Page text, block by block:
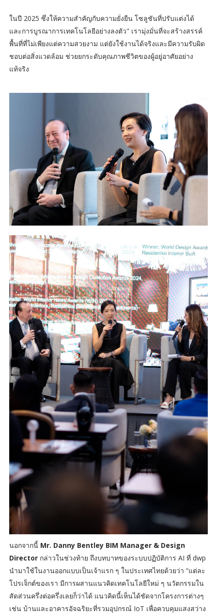
ในปี 2025 ซึ่งให้ความสำคัญกับความยั่งยืน โซลูชันที่ปรับแต่งได้
และการบูรณาการเทคโนโลยีอย่างลงตัว" เรามุ่งมั่นที่จะสร้างสรรค์
พื้นที่ที่ไม่เพียงแต่ความสวยงาม แต่ยังใช้งานได้จริงและมีความรับผิด
ชอบต่อสิ่งแวดล้อม ช่วยยกระดับคุณภาพชีวิตของผู้อยู่อาศัยอย่าง
แท้จริง
นอกจากนี้Mr. Danny Bentley BIM Manager & Design
Directorกล่าวในช่วงท้าย ถึงบทบาทของระบบปฏิบัติการ AI ที่ dwp
นำมาใช้ในงานออกแบบเป็นเจ้าแรก ๆ ในประเทศไทยด้วยว่า “แต่ละ
โปรเจ็กต์ของเรา มีการผสานแนวคิดเทคโนโลยีใหม่ ๆ นวัตกรรมใน
สัดส่วนครึ่งต่อครึ่งเลยก็ว่าได้ แนวคิดนี้เห็นได้ชัดจากโครงการต่างๆ
เช่น บ้านและอาคารอัจฉริยะที่รวมอุปกรณ์ IoT เพื่อควบคุมแสงสว่าง